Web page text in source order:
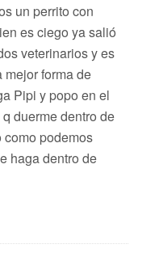
un perrito con
es ciego ya salió
veterinarios y es
mejor forma de
Pipi y popo en el
duerme dentro de
podemos
haga dentro de